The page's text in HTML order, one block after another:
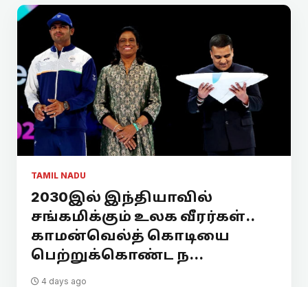
TAMIL NADU
2030இல் இந்தியாவில்
சங்கமிக்கும் உலக வீரர்கள்..
காமன்வெல்த் கொடியை
பெற்றுக்கொண்ட ந...
4 days ago